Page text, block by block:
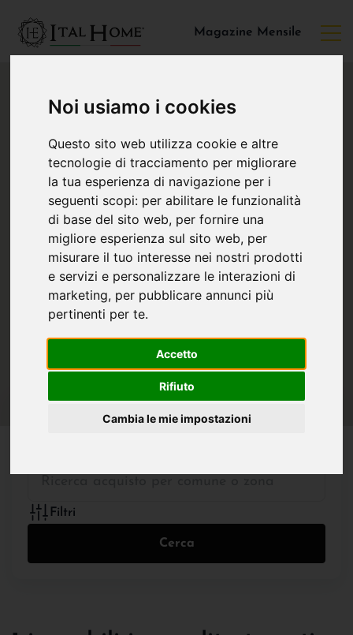
Noi usiamo i cookies
Questo sito web utilizza cookie e altre
tecnologie di tracciamento per migliorare
la tua esperienza di navigazione per i
seguenti scopi: per abilitare le funzionalità
di base del sito web, per fornire una
migliore esperienza sul sito web, per
misurare il tuo interesse nei nostri prodotti
e servizi e personalizzare le interazioni di
marketing, per pubblicare annunci più
pertinenti per te.
Accetto
Rifiuto
Cambia le mie impostazioni
Magazine Mensile
IN VENDITA IN AFFITTO
Filtri
Cerca